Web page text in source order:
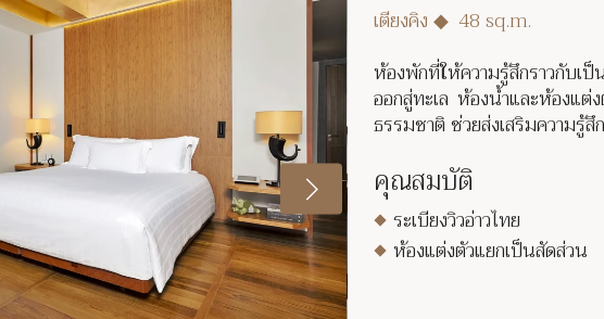
เตียงคิง◆ 48 sq.m.
ห้องพักที่ให้ความรู้สึกราวกับเ
ออกสู่ทะเล ห้องน้ำและห้องแต่
ธรรมชาติ ช่วยส่งเสริมความรู้
คุณสมบัติ
ระเบียงวิวอ่าวไทย
ห้องแต่งตัวแยกเป็นสัดส่วน